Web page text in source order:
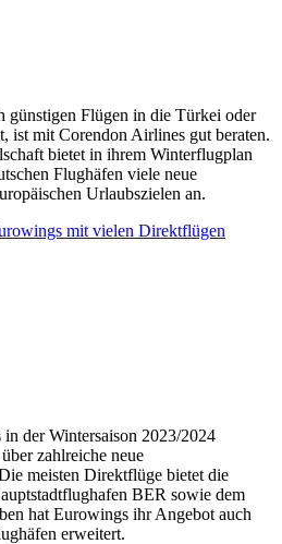
günstigen Flügen in die Türkei oder
ist mit Corendon Airlines gut beraten.
bietet in ihrem Winterflugplan
Flughäfen viele neue
Urlaubszielen an.
mit vielen Direktflügen
der Wintersaison 2023/2024
zahlreiche neue
meisten Direktflüge bietet die
BER sowie dem
hat Eurowings ihr Angebot auch
erweitert.